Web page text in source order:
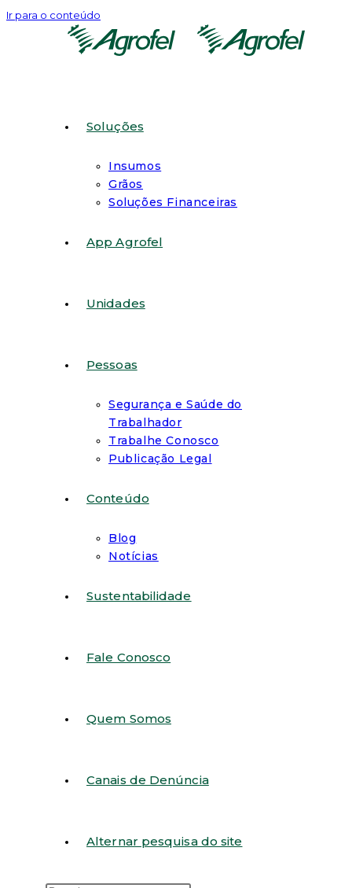
Ir para o conteúdo
Soluções
Insumos
Grãos
Soluções Financeiras
App Agrofel
Unidades
Pessoas
Segurança e Saúde do
Trabalhador
Trabalhe Conosco
Publicação Legal
Conteúdo
Blog
Notícias
Sustentabilidade
Fale Conosco
Quem Somos
Canais de Denúncia
Alternar pesquisa do site